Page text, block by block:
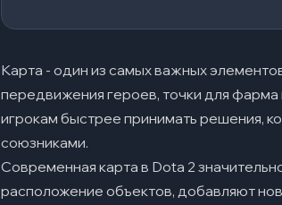
Средняя линия
05 Ключевые объекты на
Карта - один из самых важных
передвижения героев, точки для
игрокам быстрее принимать решения,
союзниками.
Современная карта в Dota 2
расположение объектов, добавляют